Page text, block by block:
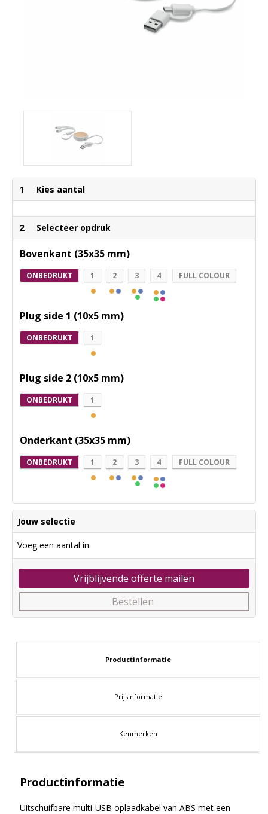
1 Kies aantal
2 Selecteer opdruk
Bovenkant (35x35 mm)
ONBEDRUKT 1 2 3 4 FULL COLOUR
Plug side 1 (10x5 mm)
ONBEDRUKT 1
Plug side 2 (10x5 mm)
ONBEDRUKT 1
Onderkant (35x35 mm)
ONBEDRUKT 1 2 3 4 FULL COLOUR
Jouw selectie
Voeg een aantal in.
Vrijblijvende offerte mailen
Bestellen
Productinformatie
Prijsinformatie
Kenmerken
Productinformatie
Uitschuifbare multi-USB oplaadkabel van ABS met een